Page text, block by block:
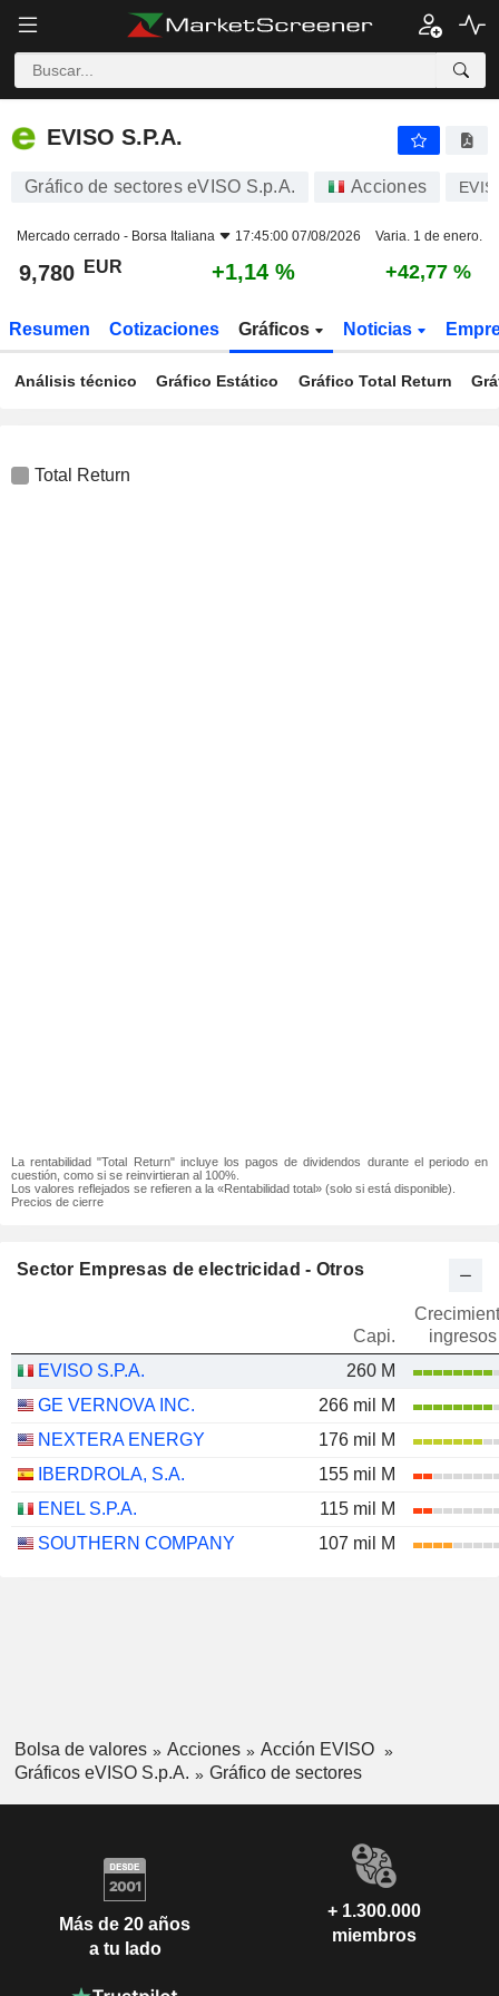
EVISO S.P.A.
EVISO S.P.A.
Gráfico de sectores eVISO S.p.A. Acciones
Mercado cerrado - Borsa Italiana 17:45:00 07/08/2026 Varia. 1 de enero.
9,780 EUR +1,14 % +42,77 %
Resumen Cotizaciones Gráficos Noticias
Análisis técnico Gráfico Estático Gráfico Total Return
Total Return
La rentabilidad "Total Return" incluye los pagos de dividendos durante el periodo en
cuestión, como si se reinvirtieran al 100%.
Los valores reflejados se refieren a la «Rentabilidad total» (solo si está disponible).
Precios de cierre
Sector Empresas de electricidad - Otros
Capi.
ingresos
EVISO S.P.A.
260 M
GE VERNOVA INC.
266 mil M
NEXTERA ENERGY
176 mil M
IBERDROLA, S.A.
155 mil M
ENEL S.P.A.
115 mil M
SOUTHERN COMPANY
107 mil M
Bolsa de valores Acciones
Acción EVISO
Gráficos eVISO S.p.A.
Gráfico de sectores
Más de 20 años
a tu lado
+ 1.300.000
miembros